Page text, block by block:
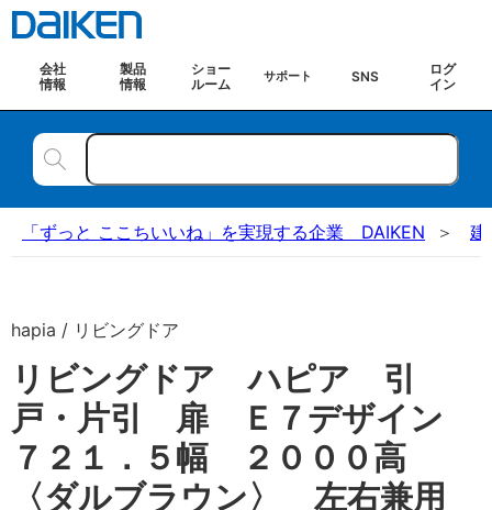
会社
情報
製品
情報
ショー
ルーム
サポート SNS
ログ
イン
「ずっと ここちいいね」を実現する企業 DAIKEN 建
hapia / リビングドア
リビングドア ハピア 引
戸・片引 扉 Ｅ７デザイン
７２１．５幅 ２０００高
〈ダルブラウン〉 左右兼用